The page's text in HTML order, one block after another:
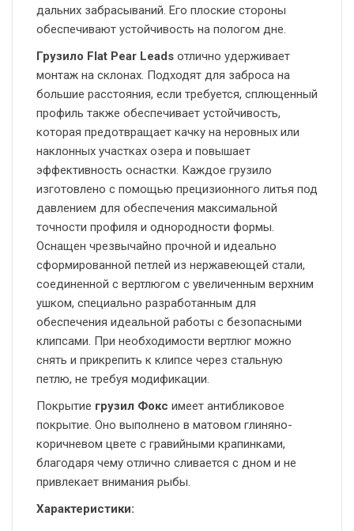
дальних забрасываний. Его плоские стороны
обеспечивают устойчивость на пологом дне.
Грузило Flat Pear Leads отлично удерживает
монтаж на склонах. Подходят для заброса на
большие расстояния, если требуется, сплющенный
профиль также обеспечивает устойчивость,
которая предотвращает качку на неровных или
наклонных участках озера и повышает
эффективность оснастки. Каждое грузило
изготовлено с помощью прецизионного литья под
давлением для обеспечения максимальной
точности профиля и однородности формы.
Оснащен чрезвычайно прочной и идеально
сформированной петлей из нержавеющей стали,
соединенной с вертлюгом с увеличенным верхним
ушком, специально разработанным для
обеспечения идеальной работы с безопасными
клипсами. При необходимости вертлюг можно
снять и прикрепить к клипсе через стальную
петлю, не требуя модификации.
Покрытие грузил Фокс имеет антибликовое
покрытие. Оно выполнено в матовом глиняно-
коричневом цвете с гравийными крапинками,
благодаря чему отлично сливается с дном и не
привлекает внимания рыбы.
Характеристики: